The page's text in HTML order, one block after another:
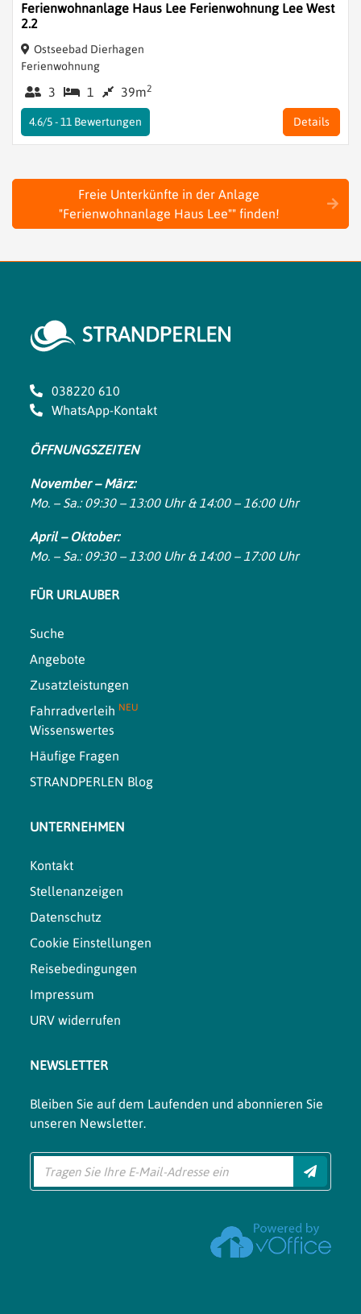
Ferienwohnanlage Haus Lee Ferienwohnung Lee West
2.2
Ostseebad Dierhagen
Ferienwohnung
3 1 39m2
Details
4.6/5 -11 Bewertungen
Freie Unterkünfte in der Anlage
"Ferienwohnanlage Haus Lee"" finden!
038220 610
WhatsApp-Kontakt
ÖFFNUNGSZEITEN
November – März:
Mo. – Sa.: 09:30 – 13:00 Uhr & 14:00 – 16:00 Uhr
April – Oktober:
Mo. – Sa.: 09:30 – 13:00 Uhr & 14:00 – 17:00 Uhr
FÜR URLAUBER
Suche
Angebote
Zusatzleistungen
Fahrradverleih NEU
Wissenswertes
Häufige Fragen
STRANDPERLEN Blog
UNTERNEHMEN
Kontakt
Stellenanzeigen
Datenschutz
Cookie Einstellungen
Reisebedingungen
Impressum
URV widerrufen
NEWSLETTER
Bleiben Sie auf dem Laufenden und abonnieren Sie
unseren Newsletter.